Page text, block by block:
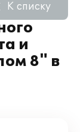
и
8" в
К списку